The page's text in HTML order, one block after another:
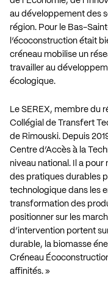
au développement des
région. Pour le Bas-
l’écoconstruction était
créneau mobilise un
travailler au
écologique.
Le SEREX, membre du
Collégial de Transfert
de Rimouski. Depuis
Centre d’Accès à la
niveau national. Il a
des pratiques durables
technologique dans les
transformation des
positionner sur les
d’intervention portent
durable, la biomasse
Créneau
affinités. »